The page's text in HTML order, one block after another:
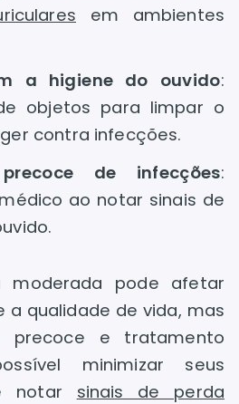
em ambientes
a higiene do ouvido:
objetos para limpar o
contra infecções.
de infecções:
ao notar sinais de
moderada pode afetar
a qualidade de vida, mas
precoce e tratamento
minimizar seus
notar sinais de perda